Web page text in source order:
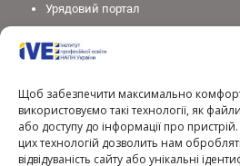
Щоб забезпечити максимально
використовуємо такі технології, як файли
або доступу до інформації про
цих технологій дозволить нам
відвідуваність сайту або унікальні
Урядовий портал
Міністерство освіти і науки України